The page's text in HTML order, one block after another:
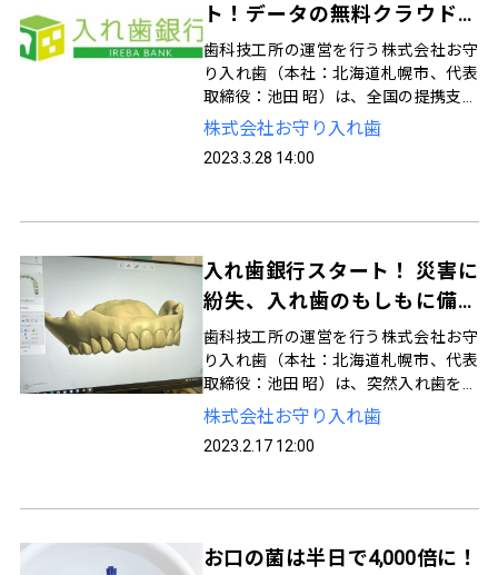
ト！データの無料クラウド保
管
歯科技工所の運営を行う株式会社お守
り入れ歯（本社：北海道札幌市、代表
取締役：池田 昭）は、全国の提携支店
で入れ歯データを無料でクラウド保管
をする、日本初の「入れ歯銀行」を20
23年2月17日（金）よりスタートしま
株式会社お守り入れ歯
2023.3.28 14:00
入れ歯銀行スタート！ 災害に
紛失、入れ歯のもしもに備え
てデータをクラウド保管
歯科技工所の運営を行う株式会社お守
り入れ歯（本社：北海道札幌市、代表
取締役：池田 昭）は、突然入れ歯を失
うリスクに備え、全国の最寄りの提携
歯科医院で入れ歯の形状データを無料
でクラウド保管できる「入れ歯銀行」
株式会社お守り入れ歯
2023.2.17 12:00
お口の菌は半日で4,000倍に！